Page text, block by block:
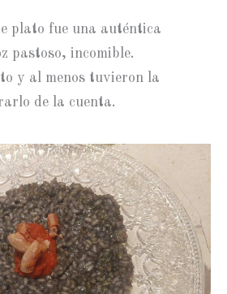
plato fue una auténtica
pastoso, incomible.
y al menos tuvieron la
de la cuenta.